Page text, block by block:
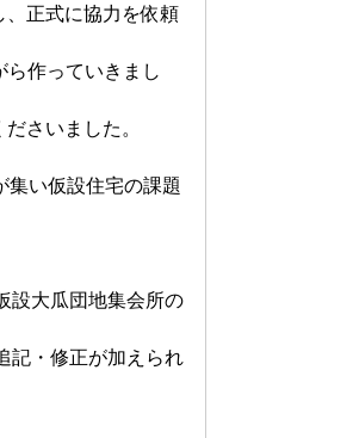
正式に協力を依頼
作っていきまし
さいました。
集い仮設住宅の課題
設大瓜団地集会所の
記・修正が加えられ